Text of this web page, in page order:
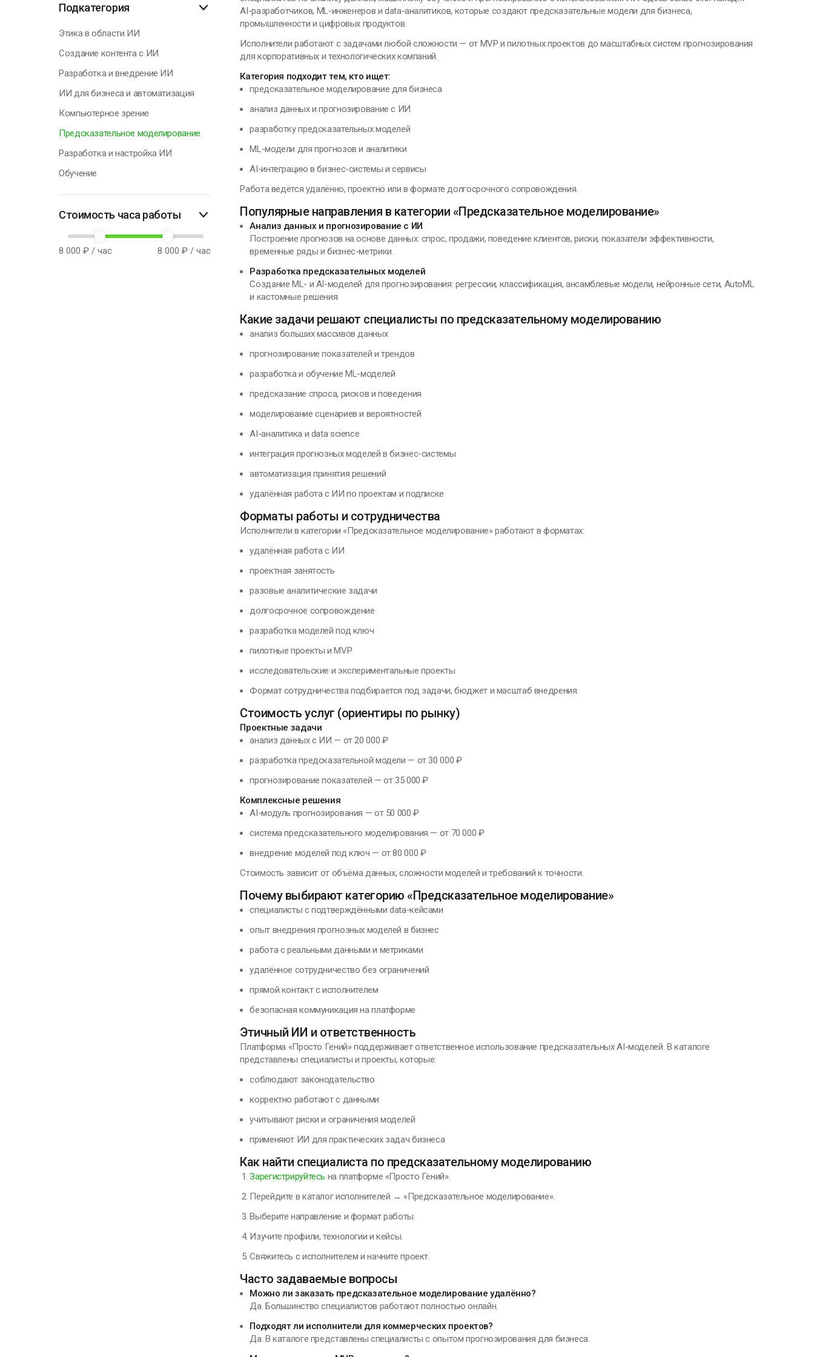
Подкатегория
Этика в области ИИ
Создание контента с ИИ
Разработка и внедрение ИИ
ИИ для бизнеса и автоматизация
Компьютерное зрение
Предсказательное моделирование
Разработка и настройка ИИ
Обучение
Стоимость часа работы
8 000 ₽ / час 8 000 ₽ / час
AI-разработчиков, ML-инженеров и data-аналитиков, которые создают предсказательные модели для бизнеса,
промышленности и цифровых продуктов.
Исполнители работают с задачами любой сложности — от MVP и пилотных проектов до масштабных систем прогнозирования
для корпоративных и технологических компаний.
Категория подходит тем, кто ищет:
предсказательное моделирование для бизнеса
анализ данных и прогнозирование с ИИ
разработку предсказательных моделей
ML-модели для прогнозов и аналитики
AI-интеграцию в бизнес-системы и сервисы
Работа ведётся удалённо, проектно или в формате долгосрочного сопровождения.
Популярные направления в категории «Предсказательное моделирование»
Анализ данных и прогнозирование с ИИ
Построение прогнозов на основе данных: спрос, продажи, поведение клиентов, риски, показатели эффективности,
временные ряды и бизнес-метрики.
Разработка предсказательных моделей
Создание ML- и AI-моделей для прогнозирования: регрессии, классификация, ансамблевые модели, нейронные сети, AutoML
и кастомные решения.
Какие задачи решают специалисты по предсказательному моделированию
анализ больших массивов данных
прогнозирование показателей и трендов
разработка и обучение ML-моделей
предсказание спроса, рисков и поведения
моделирование сценариев и вероятностей
AI-аналитика и data science
интеграция прогнозных моделей в бизнес-системы
автоматизация принятия решений
удалённая работа с ИИ по проектам и подписке
Форматы работы и сотрудничества
Исполнители в категории «Предсказательное моделирование» работают в форматах:
удалённая работа с ИИ
проектная занятость
разовые аналитические задачи
долгосрочное сопровождение
разработка моделей под ключ
пилотные проекты и MVP
исследовательские и экспериментальные проекты
Формат сотрудничества подбирается под задачи, бюджет и масштаб внедрения.
Стоимость услуг (ориентиры по рынку)
Проектные задачи
анализ данных с ИИ — от 20 000 ₽
разработка предсказательной модели — от 30 000 ₽
прогнозирование показателей — от 35 000 ₽
Комплексные решения
AI-модуль прогнозирования — от 50 000 ₽
система предсказательного моделирования — от 70 000 ₽
внедрение моделей под ключ — от 80 000 ₽
Стоимость зависит от объёма данных, сложности моделей и требований к точности.
Почему выбирают категорию «Предсказательное моделирование»
специалисты с подтверждёнными data-кейcами
опыт внедрения прогнозных моделей в бизнес
работа с реальными данными и метриками
удалённое сотрудничество без ограничений
прямой контакт с исполнителем
безопасная коммуникация на платформе
Этичный ИИ и ответственность
Платформа «Просто Гений» поддерживает ответственное использование предсказательных AI-моделей. В каталоге
представлены специалисты и проекты, которые:
соблюдают законодательство
корректно работают с данными
учитывают риски и ограничения моделей
применяют ИИ для практических задач бизнеса
Как найти специалиста по предсказательному моделированию
Зарегистрируйтесь на платформе «Просто Гений».
Перейдите в каталог исполнителей → «Предсказательное моделирование».
Выберите направление и формат работы.
Изучите профили, технологии и кейсы.
Свяжитесь с исполнителем и начните проект.
Часто задаваемые вопросы
Можно ли заказать предсказательное моделирование удалённо?
Да. Большинство специалистов работают полностью онлайн.
Подходят ли исполнители для коммерческих проектов?
Да. В каталоге представлены специалисты с опытом прогнозирования для бизнеса.